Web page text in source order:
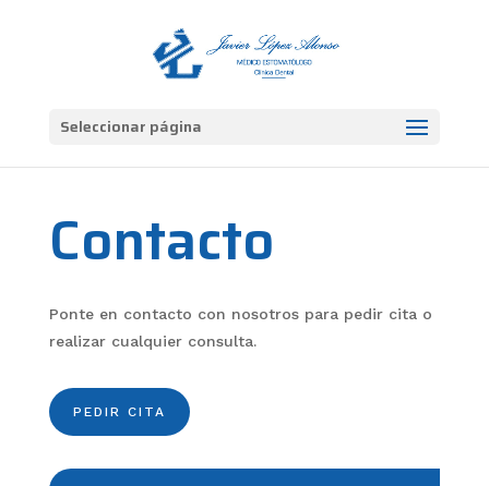
Seleccionar página
Contacto
Ponte en contacto con nosotros para pedir cita o
realizar cualquier consulta.
PEDIR CITA